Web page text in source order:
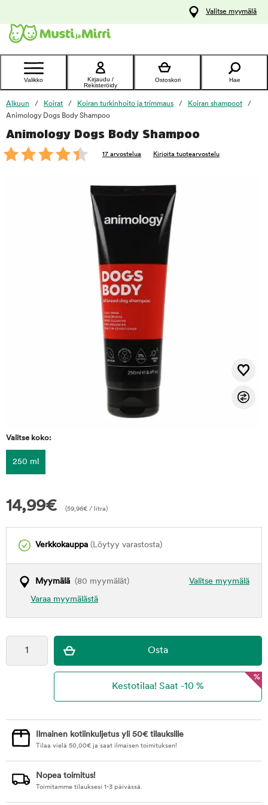
Ota yhteyttä
asiakaspalveluun
Valitse myymälä
Valikko
Kirjaudu /
Rekisteröidy
Ostoskori Hae
Alkuun Koirat Koiran turkinhoito ja trimmaus
Koiran shampoot
Animology Dogs Body Shampoo
Animology Dogs Body Shampoo
17 arvostelua Kirjoita tuotearvostelu
Valitse koko:
250 ml
14,99€ (59,96€ / litra)
Verkkokauppa (Löytyy varastosta)
Valitse myymälä
Myymälä (80 myymälät)
Varaa myymälästä
foo
%
Ilmainen kotiinkuljetus yli 50€ tilauksille
Tilaa vielä 50,00€ ja saat ilmaisen toimituksen!
Nopea toimitus!
Toimitamme tilauksesi 1-3 päivässä.